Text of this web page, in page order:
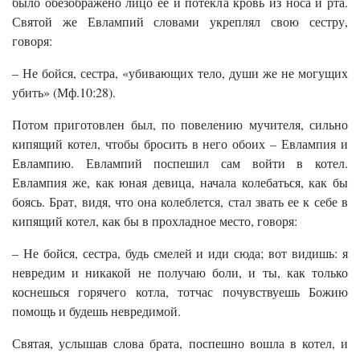
Святой же Евлампий словами укреплял свою сестру,
говоря:
– Не бойся, сестра, «убивающих тело, души же не могущих
убить» (Мф.10:28).
Потом приготовлен был, по повелению мучителя, сильно
кипящий котел, чтобы бросить в него обоих – Евлампия и
Евлампию. Евлампий поспешил сам войти в котел.
Евлампия же, как юная девица, начала колебаться, как бы
боясь. Брат, видя, что она колеблется, стал звать ее к себе в
кипящий котел, как бы в прохладное место, говоря:
– Не бойся, сестра, будь смелей и иди сюда; вот видишь: я
невредим и никакой не получаю боли, и ты, как только
коснешься горячего котла, тотчас почувствуешь Божию
помощь и будешь невредимой.
Святая, услышав слова брата, поспешно вошла в котел, и